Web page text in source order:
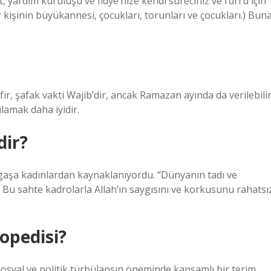
büyükannesi, çocukları, torunları ve çocukları.)
şafak vakti Wajib’dir, ancak Ramazan ayında da
daha iyidir.
kadınlardan kaynaklanıyordu. “Dünyanın tadı ve
sahte kadrolarla Allah’ın saygısını ve korkusunu